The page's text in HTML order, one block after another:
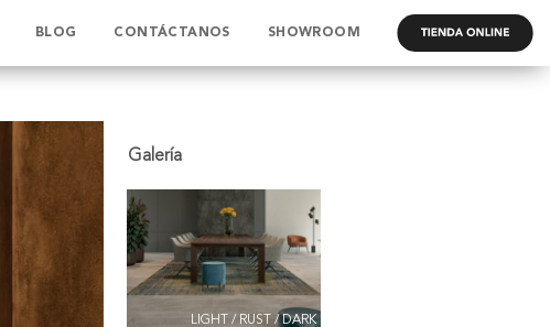
BLOG CONTÁCTANOS SHOWROOM .
LIGHT / RUST / DARK